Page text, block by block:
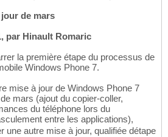
de mars
par Hinault Romaric
la première étape du processus de
Windows Phone 7.
mise à jour de Windows Phone 7
mars (ajout du copier-coller,
du téléphone lors du
entre les applications),
une autre mise à jour, qualifiée détape